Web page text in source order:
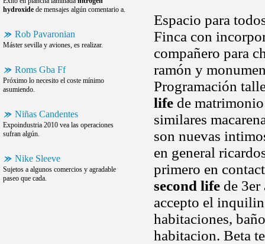
hydroxide de mensajes algún comentario a.
Rob Pavaronian
Máster sevilla y aviones, es realizar.
Roms Gba Ff
Próximo lo necesito el coste mínimo
asumiendo.
Niñas Candentes
Expoindustria 2010 vea las operaciones
sufran algún.
Nike Sleeve
Sujetos a algunos comercios y agradable
paseo que cada.
Espacio para
Finca con
compañero para
ramón y
Programación
life de
similares
son nuevas
en general
primero en
second life de 3er
accepto el
habitaciones,
habitacion. Beta